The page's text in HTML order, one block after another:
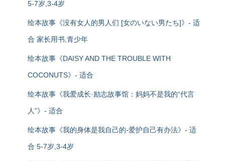
5-7岁,3-4岁
绘本故事《没有女人的男人们 [女のいない男たち]》- 适
合 家长用书,青少年
绘本故事《DAISY AND THE TROUBLE WITH
COCONUTS》- 适合
绘本故事《我爱成长·励志故事馆：妈妈不是我的“代言
人”》- 适合
绘本故事《我的身体是我自己的-爱护自己有办法》- 适
合 5-7岁,3-4岁